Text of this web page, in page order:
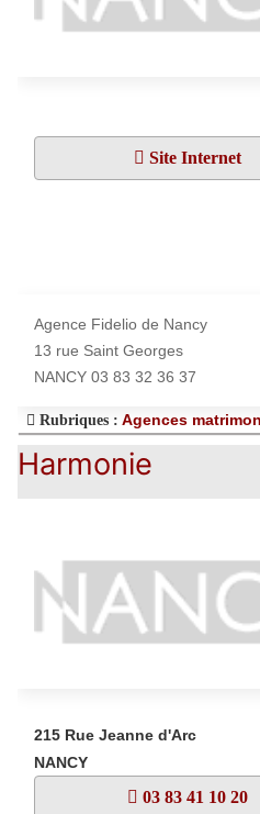
Site Internet
Agence Fidelio de Nancy
13 rue Saint Georges
NANCY 03 83 32 36 37
Rubriques : Agences
Harmonie
215 Rue Jeanne d'Arc
NANCY
03 83 41 10 20